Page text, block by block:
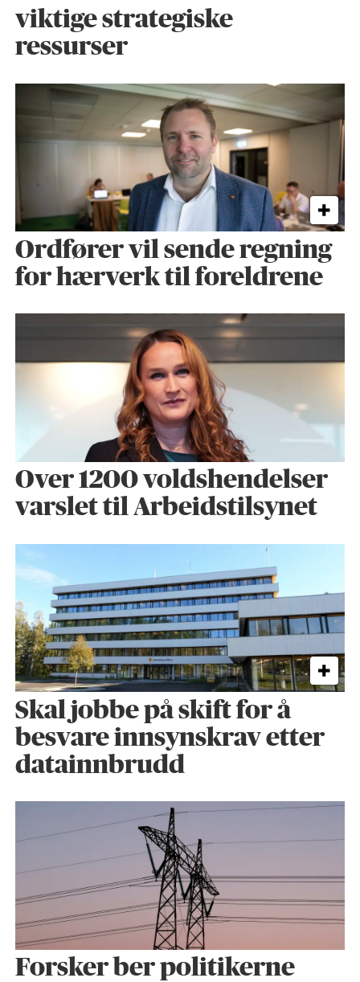
viktige strategiske
ressurser
Ordfører vil sende regning
for hærverk til foreldrene
Over 1200 voldshendelser
varslet til Arbeidstilsynet
Skal jobbe på skift for å
besvare innsynskrav etter
datainnbrudd
Forsker ber politikerne